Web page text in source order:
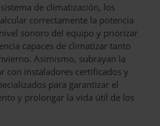
de climatización, los
correctamente la potencia
sonoro del equipo y priorizar
capaces de climatizar tanto
Asimismo, subrayan la
con instaladores certificados y
para garantizar el
y prolongar la vida útil de los